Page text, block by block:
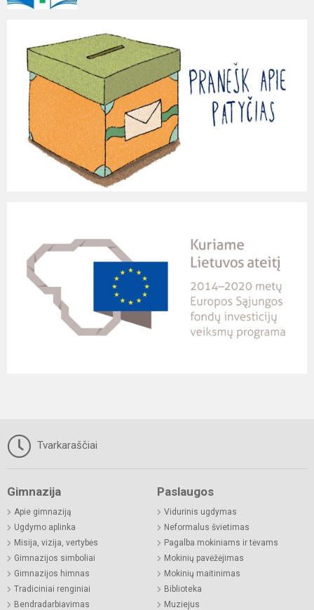
Tvarkaraščiai
Gimnazija
Apie gimnaziją
Ugdymo aplinka
Misija, vizija, vertybės
Gimnazijos simboliai
Gimnazijos himnas
Tradiciniai renginiai
Bendradarbiavimas
Paslaugos
Vidurinis ugdymas
Neformalus švietimas
Pagalba mokiniams ir tėvams
Mokinių pavėžėjimas
Mokinių maitinimas
Biblioteka
Muziejus